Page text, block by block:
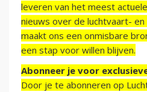
leveren van het meest
nieuws over de luchtvaart-
maakt ons een onmisbare
een stap voor willen blijven.
Abonneer je voor
Door je te abonneren op